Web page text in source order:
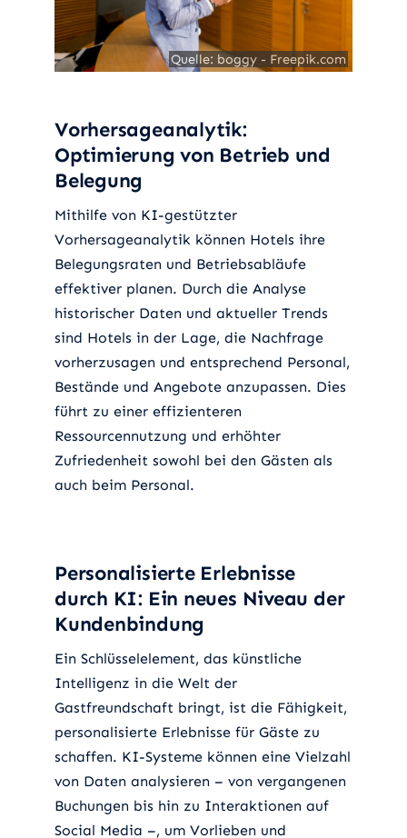
Quelle: boggy - Freepik.com
Vorhersageanalytik:
Optimierung von Betrieb und
Belegung
Mithilfe von KI-gestützter
Vorhersageanalytik können Hotels ihre
Belegungsraten und Betriebsabläufe
effektiver planen. Durch die Analyse
historischer Daten und aktueller Trends
sind Hotels in der Lage, die Nachfrage
vorherzusagen und entsprechend Personal,
Bestände und Angebote anzupassen. Dies
führt zu einer effizienteren
Ressourcennutzung und erhöhter
Zufriedenheit sowohl bei den Gästen als
auch beim Personal.
Personalisierte Erlebnisse
durch KI: Ein neues Niveau der
Kundenbindung
Ein Schlüsselelement, das künstliche
Intelligenz in die Welt der
Gastfreundschaft bringt, ist die Fähigkeit,
personalisierte Erlebnisse für Gäste zu
schaffen. KI-Systeme können eine Vielzahl
von Daten analysieren – von vergangenen
Buchungen bis hin zu Interaktionen auf
Social Media –, um Vorlieben und